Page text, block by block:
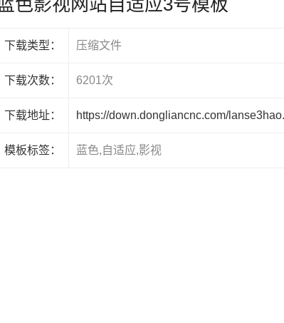
色影视网站自适应3号模板
下载类型： 压缩文件
下载次数： 6201次
下载地址： https://down.dongliancnc.com/
模板标签： 蓝色,自适应,影视